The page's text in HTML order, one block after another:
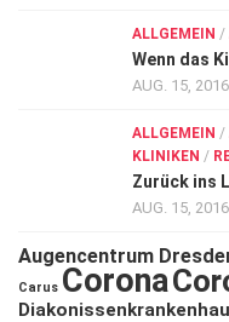
ALLGEMEIN /
Wenn das
AUG. 15, 2016
ALLGEMEIN /
KLINIKEN /
Zurück ins
AUG. 15, 2016
Augencentrum
Carus Corona